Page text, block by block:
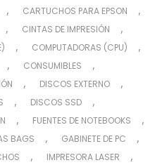
, CARTUCHOS PARA EPSON ,
, CINTAS DE IMPRESIÓN ,
, COMPUTADORAS (CPU) ,
, CONSUMIBLES ,
, DISCOS EXTERNO ,
, DISCOS SSD ,
, FUENTES DE NOTEBOOKS ,
BAGS , GABINETE DE PC ,
, IMPRESORA LASER ,